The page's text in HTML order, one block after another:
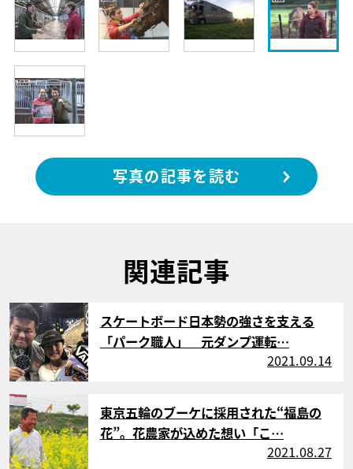
写真の記事を読む
関連記事
サムネイル
スケートボード日本勢の強さを支える
「パーク職人」 元ダンプ運転…
2021.09.14
東京五輪のブーケに採用された“福島の
花”。花農家が込めた想い「こ…
2021.08.27